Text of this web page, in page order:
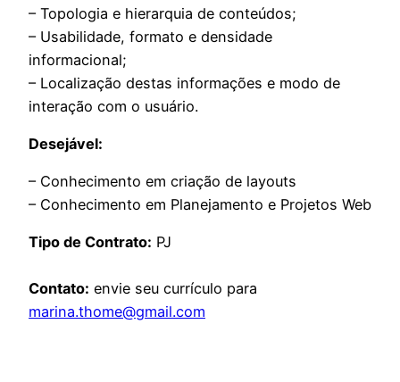
– Topologia e hierarquia de conteúdos;
– Usabilidade, formato e densidade
informacional;
– Localização destas informações e modo de
interação com o usuário.
Desejável:
– Conhecimento em criação de layouts
– Conhecimento em Planejamento e Projetos Web
Tipo de Contrato: PJ
Contato: envie seu currículo para
marina.thome@gmail.com